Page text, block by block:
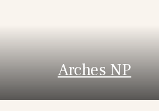
Arches NP